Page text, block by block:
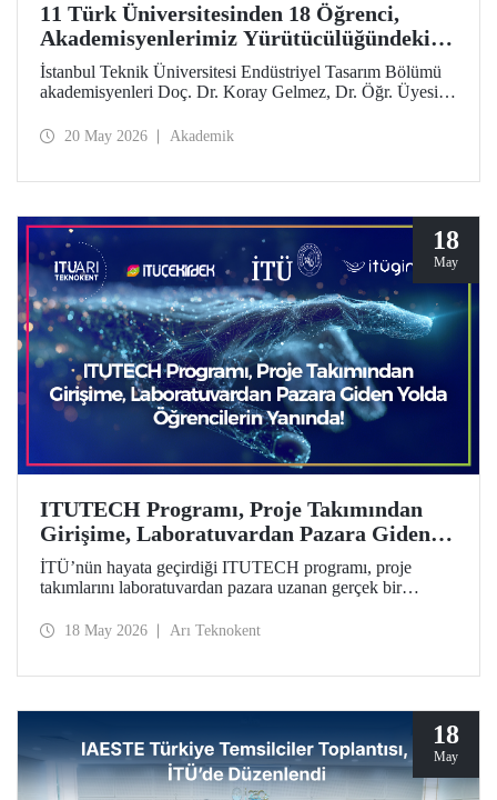
11 Türk Üniversitesinden 18 Öğrenci,
Akademisyenlerimiz Yürütücülüğündeki
“Bauhaus Open Studios” Programına
Katıldı
İstanbul Teknik Üniversitesi Endüstriyel Tasarım Bölümü
akademisyenleri Doç. Dr. Koray Gelmez, Dr. Öğr. Üyesi
ve Stiftung Bauhaus Dessau iş birliğiyle geçen Eylül
20 May 2026 Akademik
18
May
ITUTECH Programı, Proje Takımından
Girişime, Laboratuvardan Pazara Giden
Yolda Öğrencilerin Yanında
İTÜ’nün hayata geçirdiği ITUTECH programı, proje
takımlarını laboratuvardan pazara uzanan gerçek bir
18 May 2026 Arı Teknokent
18
May